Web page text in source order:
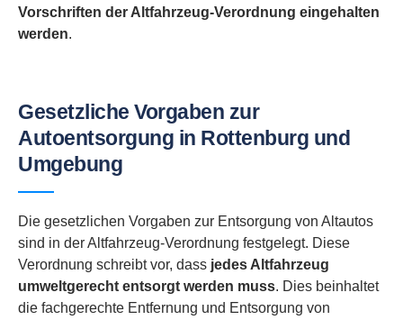
Vorschriften der Altfahrzeug-Verordnung eingehalten
werden.
Gesetzliche Vorgaben zur
Autoentsorgung in Rottenburg und
Umgebung
Die gesetzlichen Vorgaben zur Entsorgung von Altautos
sind in der Altfahrzeug-Verordnung festgelegt. Diese
Verordnung schreibt vor, dass jedes Altfahrzeug
umweltgerecht entsorgt werden muss. Dies beinhaltet
die fachgerechte Entfernung und Entsorgung von